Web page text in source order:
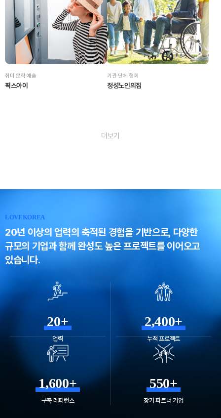
취미·문학·예술
픽스아이
기관·단체·협회
정성노인의집
더보기
LOVEKOREA
20년 이상의 업력의 축적된 경험을 기반으로, 다양한
규모의 기업과 함께 완성도 높은 프로젝트를 이어오고
있습니다.
20+
업력
2,400+
누적 프로젝트
1,600+
구축 레퍼런스
550+
장기 파트너 기업